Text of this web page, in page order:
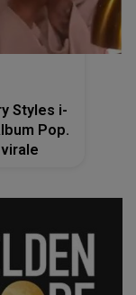
Styles i-
Pop.